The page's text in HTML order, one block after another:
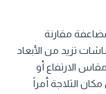
مضاعفة مقارنة
تزيد من الأبعاد
الارتفاع أو
الثلاجة أمراً